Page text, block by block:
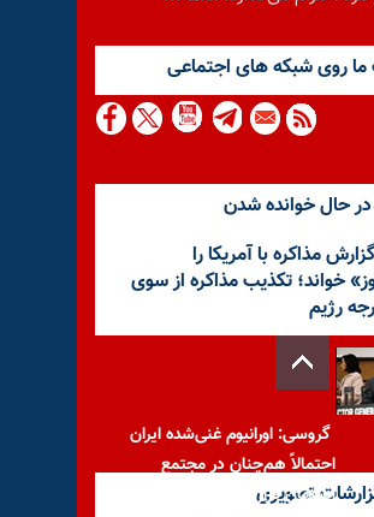
روى شبكه هاى اجتماعى
حال خوانده شدن
مذاکره با آمریکا را
خواند؛ تکذیب مذاکره از سوی
رژیم
گروسی: اورانیوم غنی‌شده ایران
احتمالاً هم‌چنان در مجتمع
اصفهان قرار دارد
تصویری